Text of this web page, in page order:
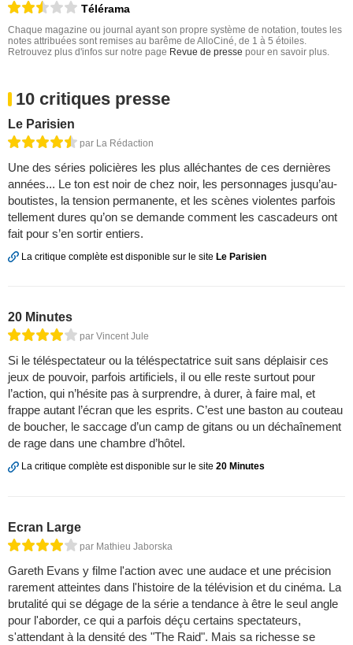
Télérama
Chaque magazine ou journal ayant son propre système de notation, toutes les
notes attribuées sont remises au barême de AlloCiné, de 1 à 5 étoiles.
Retrouvez plus d'infos sur notre page Revue de presse pour en savoir plus.
10 critiques presse
Le Parisien
par La Rédaction
Une des séries policières les plus alléchantes de ces dernières
années... Le ton est noir de chez noir, les personnages jusqu’au-
boutistes, la tension permanente, et les scènes violentes parfois
tellement dures qu’on se demande comment les cascadeurs ont
fait pour s’en sortir entiers.
La critique complète est disponible sur le site Le Parisien
20 Minutes
par Vincent Jule
Si le téléspectateur ou la téléspectatrice suit sans déplaisir ces
jeux de pouvoir, parfois artificiels, il ou elle reste surtout pour
l’action, qui n’hésite pas à surprendre, à durer, à faire mal, et
frappe autant l’écran que les esprits. C’est une baston au couteau
de boucher, le saccage d’un camp de gitans ou un déchaînement
de rage dans une chambre d’hôtel.
La critique complète est disponible sur le site 20 Minutes
Ecran Large
par Mathieu Jaborska
Gareth Evans y filme l'action avec une audace et une précision
rarement atteintes dans l'histoire de la télévision et du cinéma. La
brutalité qui se dégage de la série a tendance à être le seul angle
pour l'aborder, ce qui a parfois déçu certains spectateurs,
s'attendant à la densité des "The Raid". Mais sa richesse se